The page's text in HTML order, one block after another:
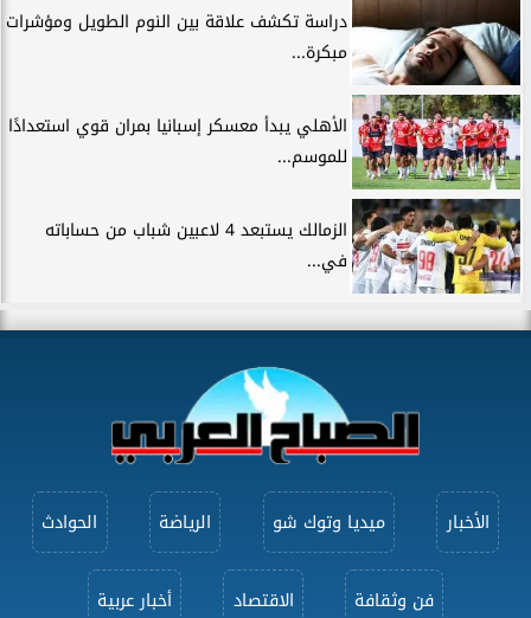
دراسة تكشف علاقة بين النوم الطويل ومؤشرات
مبكرة...
الأهلي يبدأ معسكر إسبانيا بمران قوي استعدادًا
للموسم...
الزمالك يستبعد 4 لاعبين شباب من حساباته
في...
الأخبار ميديا وتوك شو الرياضة الحوادث
فن وثقافة الاقتصاد أخبار عربية